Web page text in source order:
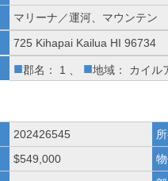
マリーナ／運河、マウンテン
725 Kihapai Kailua HI 96734
■郡名： 1 、 ■地域： カイル
202426545
$549,000